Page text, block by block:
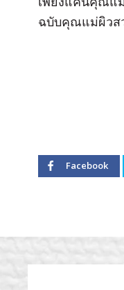
ฉบับคุณแม่ผิวส
Facebook